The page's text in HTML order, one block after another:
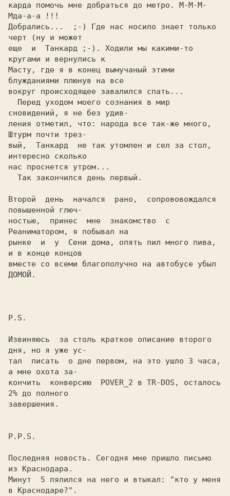
карда помочь мне добраться до метро. М-М-М-
Мда-а-а !!!
Добрались...  ;-) Где нас носило знает только
черт (ну и может
еще  и  Танкард ;-). Ходили мы какими-то
кругами и вернулись к
Масту, где я в конец вымучаный этими
блужданиями плюнув на все
вокруг происходящее завалился спать...
сновидений, я не без удив-
ления отметил, что: народа все так-же много,
Штурм почти трез-
вый,  Танкард  не так утомлен и сел за стол,
интересно сколько
нас проснется утром...
Второй  день  начался  рано,  сопрововождался
повышенной глюч-
ностью,  принес  мне  знакомство  с
Реаниматором, я побывал на
рынке  и  у  Сени дома, опять пил много пива,
и в конце концов
вместе со всеми благополучно на автобусе убыл
ДОМОЙ.
P.S.
Извиняюсь  за столь краткое описание второго
дня, но я уже ус-
тал  писать  о дне первом, на это ушло 3 часа,
а мне охота за-
кончить  конверсию  POVER_2 в TR-DOS, осталось
2% до полного
завершения.
P.P.S.
Последняя новость. Сегодня мне пришло письмо
из Краснодара.
Минут  5 пялился на него и втыкал: "кто у меня
в Краснодаре?".